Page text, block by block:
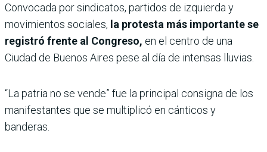
Convocada por sindicatos, partidos de izquierda y
movimientos sociales, la protesta más importante se
registró frente al Congreso, en el centro de una
Ciudad de Buenos Aires pese al día de intensas lluvias.
“La patria no se vende” fue la principal consigna de los
manifestantes que se multiplicó en cánticos y
banderas.